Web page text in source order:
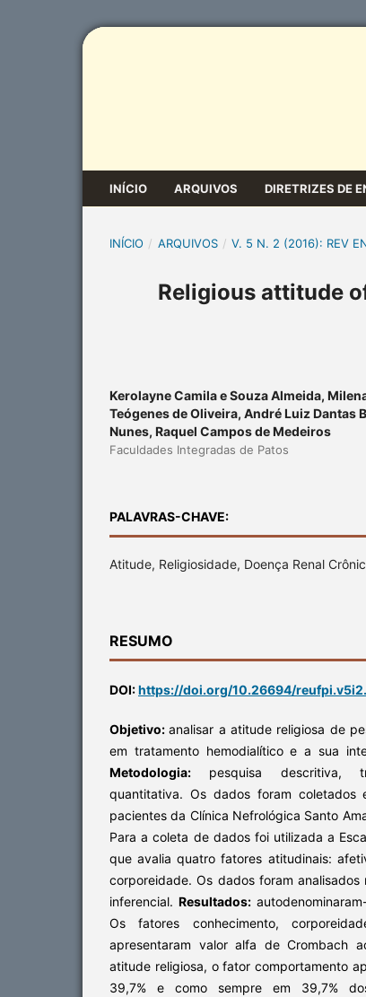
INÍCIO ARQUIVOS DIRETRIZES DE
INÍCIO / ARQUIVOS / V. 5 N. 2 (2016): REV
Religious attitude
Kerolayne Camila e Souza Almeida,
Teógenes de Oliveira, André Luiz Dantas
Nunes, Raquel Campos de Medeiros
Faculdades Integradas de Patos
PALAVRAS-CHAVE:
Atitude, Religiosidade, Doença Renal
RESUMO
DOI:https://doi.org/10.26694/
Objetivo:analisar a atitude religiosa de
em tratamento hemodialítico e a sua
Metodologia: pesquisa descritiva,
quantitativa. Os dados foram
pacientes da Clínica Nefrológica Santo
Para a coleta de dados foi utilizada a
que avalia quatro fatores atitudinais:
corporeidade. Os dados foram
inferencial. Resultados:
Os fatores conhecimento,
apresentaram valor alfa de Crombach
atitude religiosa, o fator comportamento
39,7% e como sempre em 39,7%